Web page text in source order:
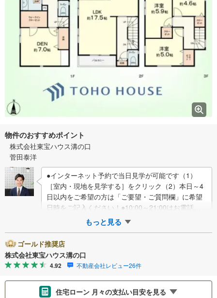
物件のおすすめポイント
株式会社東宝ハウス溝の口
菅田泰洋
●インターネット予約で当日見学が可能です（1）
［室内・現地を見学する］をクリック（2）本日～4
日以内をご希望の方は「ご要望・ご質問欄」に希望
日時をご記入ください！●10:00～21:00はお電話で
のお問い合わせがスムーズです。【Y…
もっと見る
ゴールド推奨店
株式会社東宝ハウス溝の口
4.92 不動産会社レビュー26件
住宅ローン 月々の支払い目安を見る